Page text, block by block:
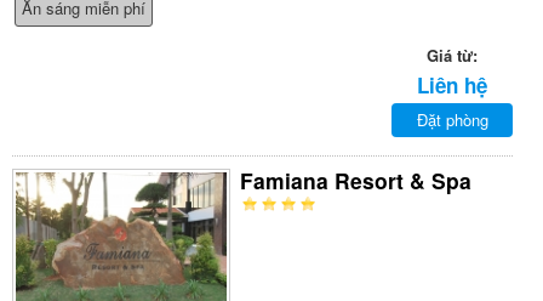
Ăn sáng miễn phí
Giá từ:
Liên hệ
Đặt phòng
Famiana Resort & Spa